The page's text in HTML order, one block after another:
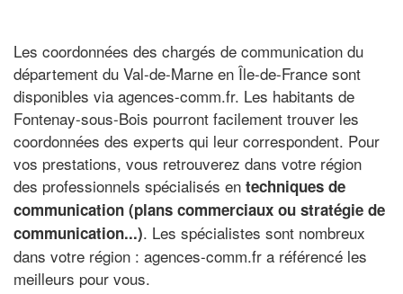
Les coordonnées des chargés de communication du
département du Val-de-Marne en Île-de-France sont
disponibles via agences-comm.fr. Les habitants de
Fontenay-sous-Bois pourront facilement trouver les
coordonnées des experts qui leur correspondent. Pour
vos prestations, vous retrouverez dans votre région
des professionnels spécialisés en techniques de
communication (plans commerciaux ou stratégie de
communication...). Les spécialistes sont nombreux
dans votre région : agences-comm.fr a référencé les
meilleurs pour vous.